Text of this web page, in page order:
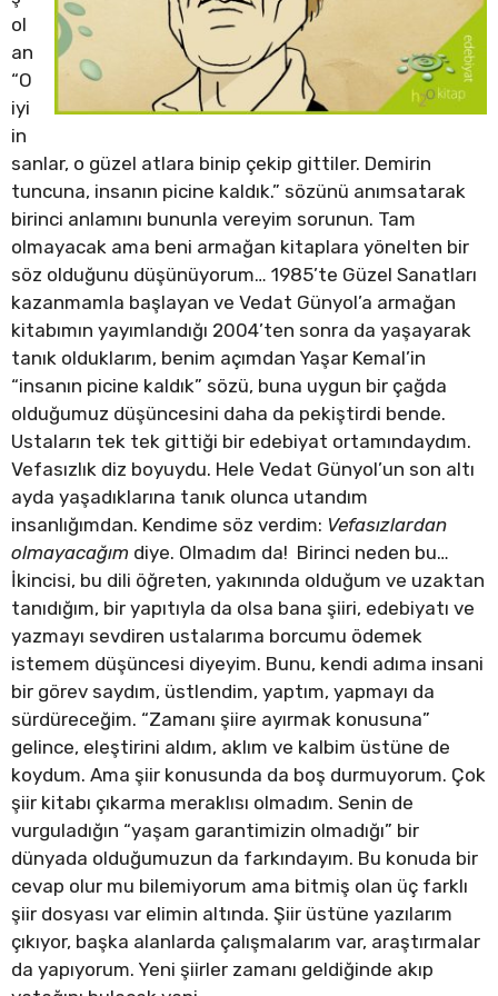
ol
an
“O
iyi
in
sanlar, o güzel atlara binip çekip gittiler. Demirin
tuncuna, insanın picine kaldık.” sözünü anımsatarak
birinci anlamını bununla vereyim sorunun. Tam
olmayacak ama beni armağan kitaplara yönelten bir
söz olduğunu düşünüyorum… 1985’te Güzel Sanatları
kazanmamla başlayan ve Vedat Günyol’a armağan
kitabımın yayımlandığı 2004’ten sonra da yaşayarak
tanık olduklarım, benim açımdan Yaşar Kemal’in
“insanın picine kaldık” sözü, buna uygun bir çağda
olduğumuz düşüncesini daha da pekiştirdi bende.
Ustaların tek tek gittiği bir edebiyat ortamındaydım.
Vefasızlık diz boyuydu. Hele Vedat Günyol’un son altı
ayda yaşadıklarına tanık olunca utandım
insanlığımdan. Kendime söz verdim: Vefasızlardan
olmayacağım diye. Olmadım da! Birinci neden bu…
İkincisi, bu dili öğreten, yakınında olduğum ve uzaktan
tanıdığım, bir yapıtıyla da olsa bana şiiri, edebiyatı ve
yazmayı sevdiren ustalarıma borcumu ödemek
istemem düşüncesi diyeyim. Bunu, kendi adıma insani
bir görev saydım, üstlendim, yaptım, yapmayı da
sürdüreceğim. “Zamanı şiire ayırmak konusuna”
gelince, eleştirini aldım, aklım ve kalbim üstüne de
koydum. Ama şiir konusunda da boş durmuyorum. Çok
şiir kitabı çıkarma meraklısı olmadım. Senin de
vurguladığın “yaşam garantimizin olmadığı” bir
dünyada olduğumuzun da farkındayım. Bu konuda bir
cevap olur mu bilemiyorum ama bitmiş olan üç farklı
şiir dosyası var elimin altında. Şiir üstüne yazılarım
çıkıyor, başka alanlarda çalışmalarım var, araştırmalar
da yapıyorum. Yeni şiirler zamanı geldiğinde akıp